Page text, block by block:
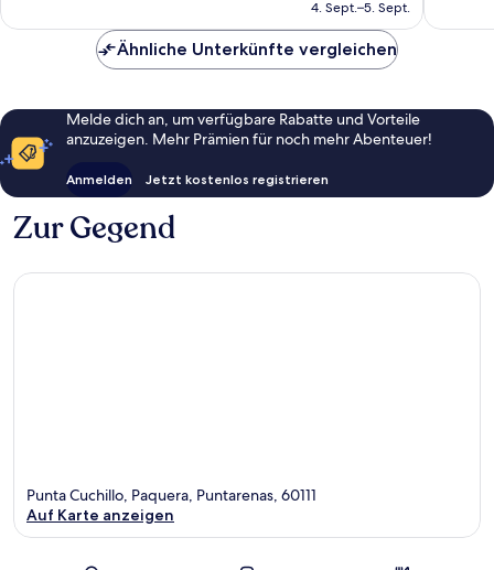
4. Sept.–5. Sept.
Ähnliche Unterkünfte vergleichen
Melde dich an, um verfügbare Rabatte und Vorteile
anzuzeigen. Mehr Prämien für noch mehr Abenteuer!
Anmelden Jetzt kostenlos registrieren
Zur Gegend
Punta Cuchillo, Paquera, Puntarenas, 60111
Auf Karte anzeigen